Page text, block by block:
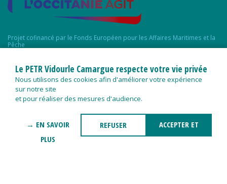
Projet cofinancé par le Fonds Européen pour les Affaires Maritimes et la
Pêche
Le PETR Vidourle Camargue respecte votre vie privée
Nous utilisons des cookies afin d'améliorer votre expérience
sur notre site
et pour réaliser des mesures d'audience.
→ EN SAVOIR
PLUS
REFUSER
ACCEPTER ET
FERMER